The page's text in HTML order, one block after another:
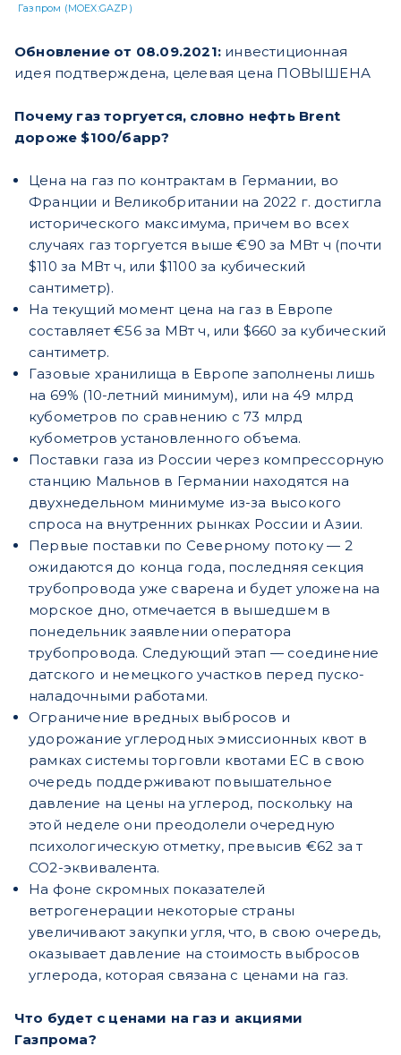
Газпром (MOEX:GAZP)
Обновление от 08.09.2021: инвестиционная
идея подтверждена, целевая цена ПОВЫШЕНА
Почему газ торгуется, словно нефть Brent
дороже $100/барр?
Цена на газ по контрактам в Германии, во
Франции и Великобритании на 2022 г. достигла
исторического максимума, причем во всех
случаях газ торгуется выше €90 за МВт ч (почти
$110 за МВт ч, или $1100 за кубический
сантиметр).
На текущий момент цена на газ в Европе
составляет €56 за МВт ч, или $660 за кубический
сантиметр.
Газовые хранилища в Европе заполнены лишь
на 69% (10-летний минимум), или на 49 млрд
кубометров по сравнению с 73 млрд
кубометров установленного объема.
Поставки газа из России через компрессорную
станцию Мальнов в Германии находятся на
двухнедельном минимуме из-за высокого
спроса на внутренних рынках России и Азии.
Первые поставки по Северному потоку — 2
ожидаются до конца года, последняя секция
трубопровода уже сварена и будет уложена на
морское дно, отмечается в вышедшем в
понедельник заявлении оператора
трубопровода. Следующий этап — соединение
датского и немецкого участков перед пуско-
наладочными работами.
Ограничение вредных выбросов и
удорожание углеродных эмиссионных квот в
рамках системы торговли квотами ЕС в свою
очередь поддерживают повышательное
давление на цены на углерод, поскольку на
этой неделе они преодолели очередную
психологическую отметку, превысив €62 за т
CO2-эквивалента.
На фоне скромных показателей
ветрогенерации некоторые страны
увеличивают закупки угля, что, в свою очередь,
оказывает давление на стоимость выбросов
углерода, которая связана с ценами на газ.
Что будет с ценами на газ и акциями
Газпрома?